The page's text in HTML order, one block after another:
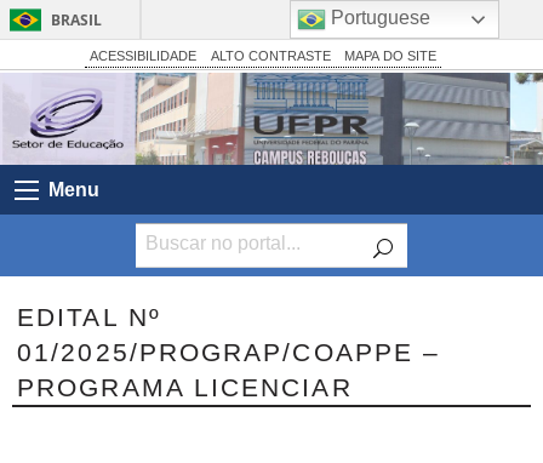
BRASIL
Simplifique!
Comunica BR
Participe
Acesso à informação
Canais
ACESSIBILIDADE ALTO CONTRASTE MAPA DO SITE
Menu
EDITAL Nº
01/2025/PROGRAP/COAPPE –
PROGRAMA LICENCIAR
Portuguese